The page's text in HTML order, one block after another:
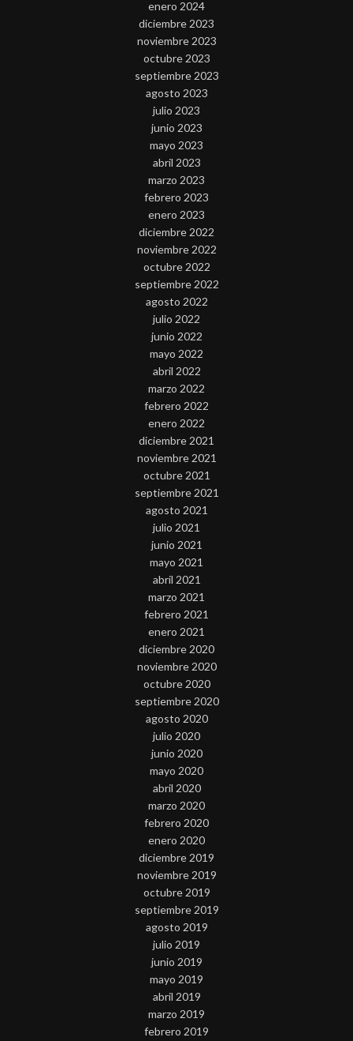
enero 2024
diciembre 2023
noviembre 2023
octubre 2023
septiembre 2023
agosto 2023
julio 2023
junio 2023
mayo 2023
abril 2023
marzo 2023
febrero 2023
enero 2023
diciembre 2022
noviembre 2022
octubre 2022
septiembre 2022
agosto 2022
julio 2022
junio 2022
mayo 2022
abril 2022
marzo 2022
febrero 2022
enero 2022
diciembre 2021
noviembre 2021
octubre 2021
septiembre 2021
agosto 2021
julio 2021
junio 2021
mayo 2021
abril 2021
marzo 2021
febrero 2021
enero 2021
diciembre 2020
noviembre 2020
octubre 2020
septiembre 2020
agosto 2020
julio 2020
junio 2020
mayo 2020
abril 2020
marzo 2020
febrero 2020
enero 2020
diciembre 2019
noviembre 2019
octubre 2019
septiembre 2019
agosto 2019
julio 2019
junio 2019
mayo 2019
abril 2019
marzo 2019
febrero 2019